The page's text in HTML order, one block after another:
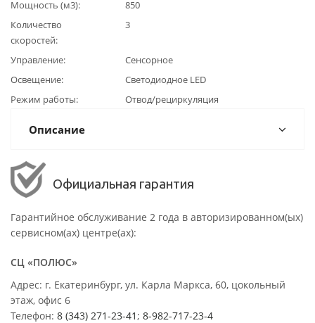
Мощность (м3)
850
Количество
скоростей
3
Управление
Сенсорное
Освещение
Светодиодное LED
Режим работы
Отвод/рециркуляция
Описание
Официальная гарантия
Гарантийное обслуживание 2 года в авторизированном(ых)
сервисном(ах) центре(ах):
СЦ «ПОЛЮС»
Адрес: г. Екатеринбург, ул. Карла Маркса, 60, цокольный
этаж, офис 6
Телефон: 8 (343) 271-23-41 ; 8-982-717-23-4